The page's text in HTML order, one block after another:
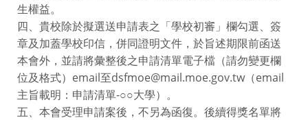
生權益。
四、貴校除於擬選送申請表之「學校初審」欄勾選、簽
章及加蓋學校印信，併同證明文件，於旨述期限前函送
本會外，並請將彙整後之申請清單電子檔（請勿變更欄
位及格式）email至dsfmoe@mail.moe.gov.tw（email
主旨載明：申請清單-○○大學）。
五、本會受理申請案後，不另為函復。後續得獎名單將